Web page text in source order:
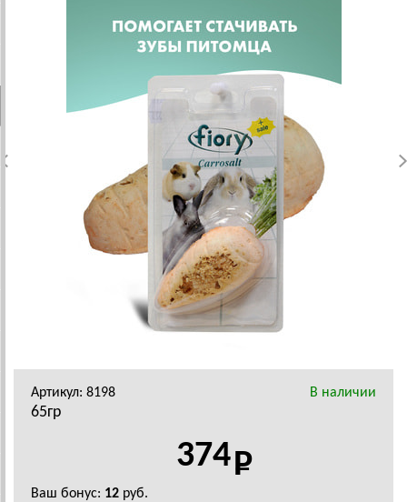
Артикул: 8198 В наличии
65гр
374
Ваш бонус: 12 руб.